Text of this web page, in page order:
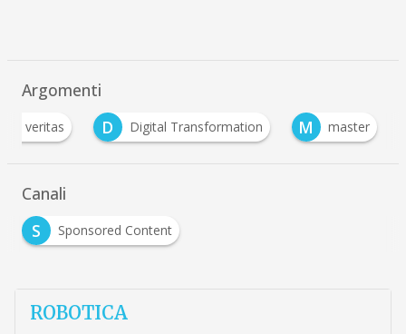
Argomenti
veritas D Digital Transformation M master
Canali
S
Sponsored Content
ROBOTICA